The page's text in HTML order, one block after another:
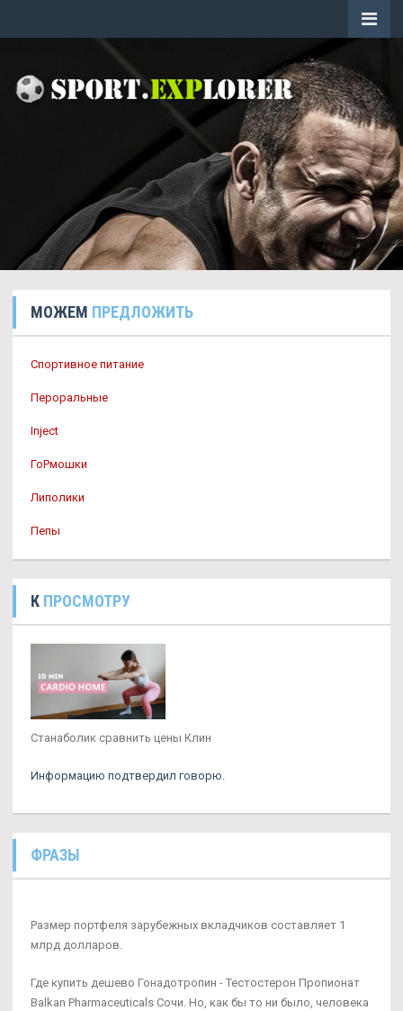
МОЖЕМ ПРЕДЛОЖИТЬ
Спортивное питание
Пероральные
Inject
ГоРмошки
Липолики
Пепы
К ПРОСМОТРУ
Станаболик сравнить цены Клин
Информацию подтвердил говорю.
ФРАЗЫ
Размер портфеля зарубежных вкладчиков составляет 1
млрд долларов.
Где купить дешево Гонадотропин - Тестостерон Пропионат
Balkan Pharmaceuticals Сочи. Но, как бы то ни было, человека